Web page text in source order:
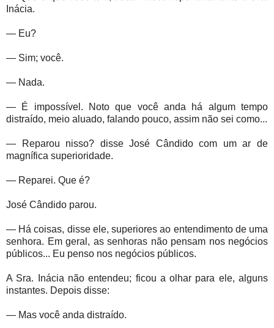
Inácia.
— Eu?
— Sim; você.
— Nada.
— É impossível. Noto que você anda há algum tempo
distraído, meio aluado, falando pouco, assim não sei como...
— Reparou nisso? disse José Cândido com um ar de
magnífica superioridade.
— Reparei. Que é?
José Cândido parou.
— Há coisas, disse ele, superiores ao entendimento de uma
senhora. Em geral, as senhoras não pensam nos negócios
públicos... Eu penso nos negócios públicos.
A Sra. Inácia não entendeu; ficou a olhar para ele, alguns
instantes. Depois disse:
— Mas você anda distraído.